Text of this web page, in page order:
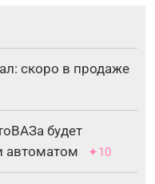
скоро в продаже
будет
автоматом
✦10